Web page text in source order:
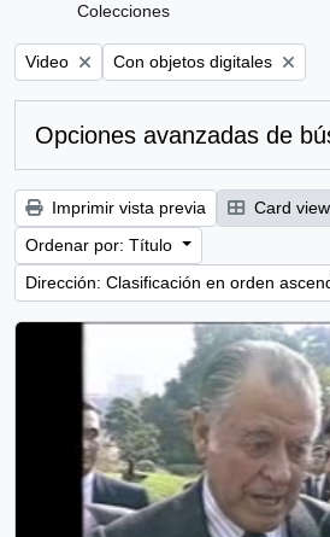
Colecciones
Remove filter:
Video Remove filter:
Con objetos digitales
Opciones avanzadas de
Imprimir vista previa Card view
Ordenar por: Título
Dirección: Clasificación en orden